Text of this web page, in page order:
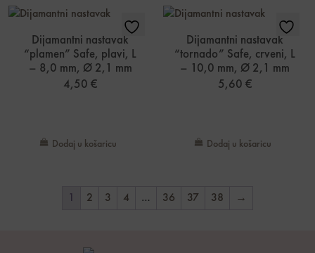
Dijamantni nastavak
“plamen” Safe, plavi, L
– 8,0 mm, Ø 2,1 mm
4,50 €
Dodaj u košaricu
Dijamantni nastavak
“tornado” Safe, crveni, L
– 10,0 mm, Ø 2,1 mm
5,60 €
Dodaj u košaricu
2 3 4 … 36 37 38 →